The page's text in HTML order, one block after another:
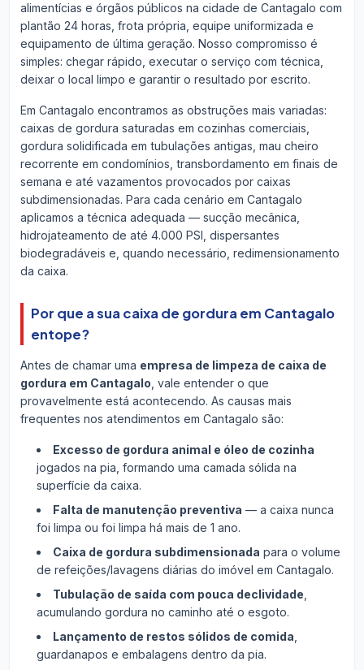
alimentícias e órgãos públicos na cidade de Cantagalo com
plantão 24 horas, frota própria, equipe uniformizada e
equipamento de última geração. Nosso compromisso é
simples: chegar rápido, executar o serviço com técnica,
deixar o local limpo e garantir o resultado por escrito.
Em Cantagalo encontramos as obstruções mais variadas:
caixas de gordura saturadas em cozinhas comerciais,
gordura solidificada em tubulações antigas, mau cheiro
recorrente em condomínios, transbordamento em finais de
semana e até vazamentos provocados por caixas
subdimensionadas. Para cada cenário em Cantagalo
aplicamos a técnica adequada — sucção mecânica,
hidrojateamento de até 4.000 PSI, dispersantes
biodegradáveis e, quando necessário, redimensionamento
da caixa.
Por que a sua caixa de gordura em Cantagalo
entope?
Antes de chamar uma empresa de limpeza de caixa de
gordura em Cantagalo , vale entender o que
provavelmente está acontecendo. As causas mais
frequentes nos atendimentos em Cantagalo são:
Excesso de gordura animal e óleo de cozinha
jogados na pia, formando uma camada sólida na
superfície da caixa.
Falta de manutenção preventiva — a caixa nunca
foi limpa ou foi limpa há mais de 1 ano.
Caixa de gordura subdimensionada para o volume
de refeições/lavagens diárias do imóvel em Cantagalo.
Tubulação de saída com pouca declividade
acumulando gordura no caminho até o esgoto.
Lançamento de restos sólidos de comida
guardanapos e embalagens dentro da pia.